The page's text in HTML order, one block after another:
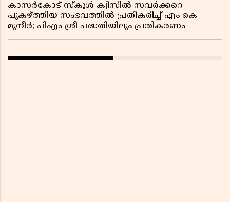
കാസർകോട് സ്കൂൾ ക്വിസിൽ സവർക്കറെ
പുകഴ്ത്തിയ സംഭവത്തിൽ പ്രതികരിച്ച് എം കെ
മുനീർ; പിഎം ശ്രീ പദ്ധതിയിലും പ്രതികരണം